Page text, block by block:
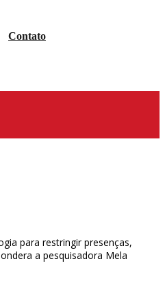
Contato
para restringir presenças,
a pesquisadora Mela